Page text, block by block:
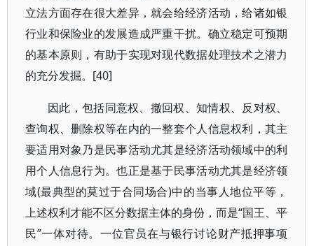
立法方面存在很大差异，就会给经济活动，给诸如银
行业和保险业的发展造成严重干扰。确立稳定可预期
的基本原则，有助于实现对现代数据处理技术之潜力
的充分发掘。[40]
因此，包括同意权、撤回权、知情权、反对权、
查询权、删除权等在内的一整套个人信息权利，其主
要适用对象乃是民事活动尤其是经济活动领域中的利
用个人信息行为。也正是基于民事活动尤其是经济领
域(最典型的莫过于合同场合)中的当事人地位平等，
上述权利才能不区分数据主体的身份，而是“国王、平
民”一体对待。一位官员在与银行讨论财产抵押事项